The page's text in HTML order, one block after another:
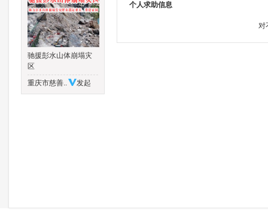
驰援彭水山体崩塌灾
区
重庆市慈善..
发起
个人求助信息
对